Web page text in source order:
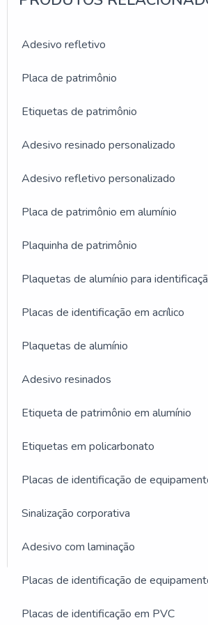
experiência dos clientes, oferece itens
é possível encontrar soluções de
responsabilidade com a marca, com o
ambiente e produtos à pronta entrega.
Adesivo refletivo
Placa de patrimônio
Etiquetas de patrimônio
Adesivo resinado personalizado
Adesivo refletivo personalizado
Placa de patrimônio em alumínio
Plaquinha de patrimônio
Plaquetas de alumínio para
Placas de identificação em acrílico
Plaquetas de alumínio
Adesivo resinados
Etiqueta de patrimônio em alumínio
Etiquetas em policarbonato
Placas de identificação de
Sinalização corporativa
Adesivo com laminação
Placas de identificação de
Placas de identificação em PVC
GALERIA DE
ILUSTRATIVAS